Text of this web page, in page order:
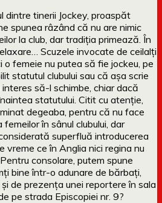
dintre tinerii Jockey, proaspăt
spunea râzând că nu are nimic
la club, dar tradiția primează. În
Scuzele invocate de ceilalți
o femeie nu putea să fie jockeu, pe
statutul clubului sau că așa scrie
să-l schimbe, chiar dacă
statutului. Citit cu atenție,
degeaba, pentru că nu face
în sânul clubului, dar
superfluă introducerea
vreme ce în Anglia nici regina nu
consolare, putem spune
bine într-o adunare de bărbați,
de prezența unei reportere în sala
pe strada Episcopiei nr. 9?